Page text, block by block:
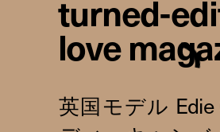
turned-
love